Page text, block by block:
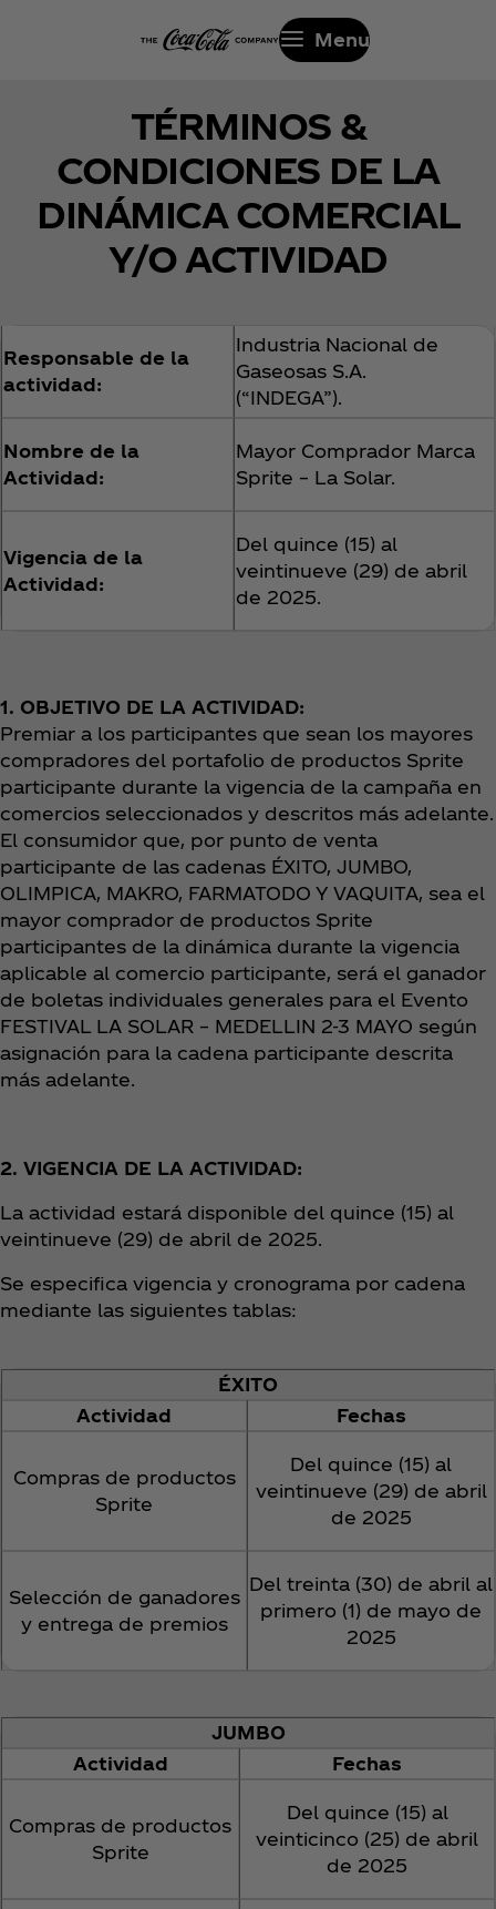
Menu
TÉRMINOS &
CONDICIONES DE LA
DINÁMICA COMERCIAL
Y/O ACTIVIDAD
Responsable de la
actividad:
Industria Nacional de
Gaseosas S.A.
(“INDEGA”).
Nombre de la
Actividad:
Mayor Comprador Marca
Sprite – La Solar.
Vigencia de la
Actividad:
Del quince (15) al
veintinueve (29) de abril
de 2025.
1. OBJETIVO DE LA ACTIVIDAD:
Premiar a los participantes que sean los mayores
compradores del portafolio de productos Sprite
participante durante la vigencia de la campaña en
comercios seleccionados y descritos más adelante.
El consumidor que, por punto de venta
participante de las cadenas ÉXITO, JUMBO,
OLIMPICA, MAKRO, FARMATODO Y VAQUITA, sea el
mayor comprador de productos Sprite
participantes de la dinámica durante la vigencia
aplicable al comercio participante, será el ganador
de boletas individuales generales para el Evento
FESTIVAL LA SOLAR – MEDELLIN 2-3 MAYO según
asignación para la cadena participante descrita
más adelante.
2. VIGENCIA DE LA ACTIVIDAD:
La actividad estará disponible del quince (15) al
veintinueve (29) de abril de 2025.
Se especifica vigencia y cronograma por cadena
mediante las siguientes tablas:
ÉXITO
Actividad
Fechas
Compras de productos
Sprite
Del quince (15) al
veintinueve (29) de abril
de 2025
Selección de ganadores
y entrega de premios
Del treinta (30) de abril al
primero (1) de mayo de
2025
JUMBO
Actividad
Fechas
Compras de productos
Sprite
Del quince (15) al
veinticinco (25) de abril
de 2025